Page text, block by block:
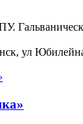
ул